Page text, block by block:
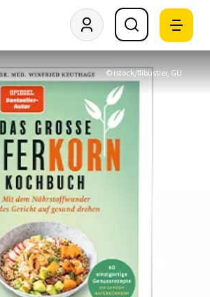
© istock/flibustier, GU